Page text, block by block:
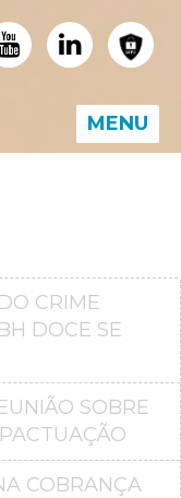
MENU
CRIME
DOCE SE
SOBRE
COBRANÇA